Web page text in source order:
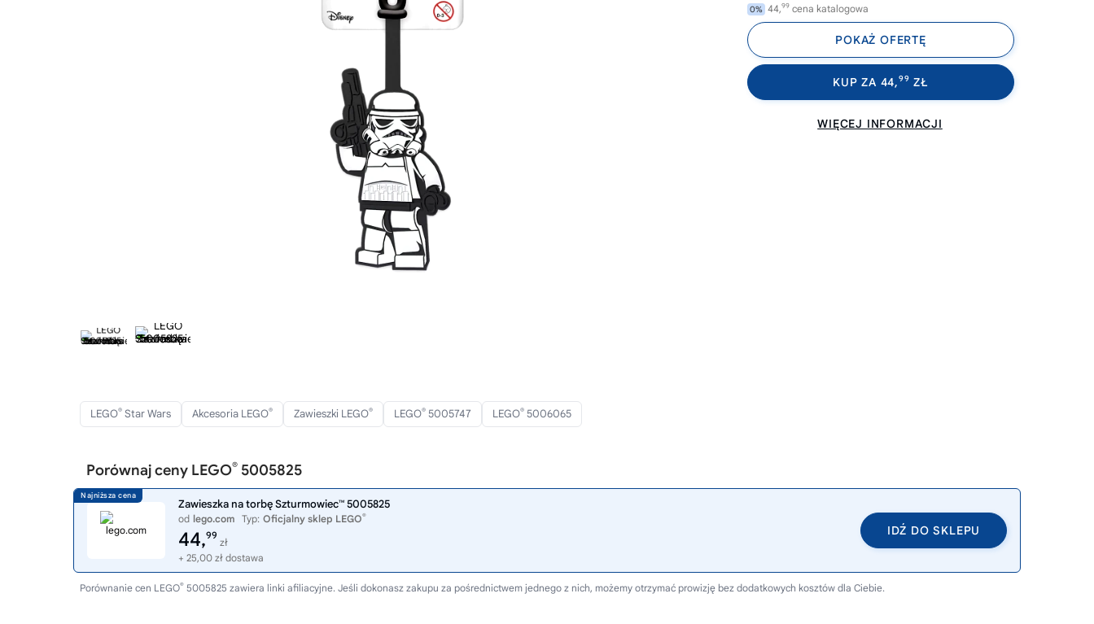
0% 44,99 cena katalogowa
POKAŻ OFERTĘ
KUP ZA 44,99 ZŁ
WIĘCEJ INFORMACJI
LEGO® Star Wars Akcesoria LEGO® Zawieszki LEGO® LEGO® 5005747 LEGO® 5006065
Porównaj ceny LEGO® 5005825
Zawieszka na torbę Szturmowiec™ 5005825
od lego.com Typ: Oficjalny sklep LEGO®
44,99
zł
+ 25,00 zł dostawa
IDŹ DO SKLEPU
Porównanie cen LEGO® 5005825 zawiera linki afiliacyjne. Jeśli dokonasz zakupu za pośrednictwem jednego z nich, możemy otrzymać prowizję bez dodatkowych kosztów dla Ciebie.